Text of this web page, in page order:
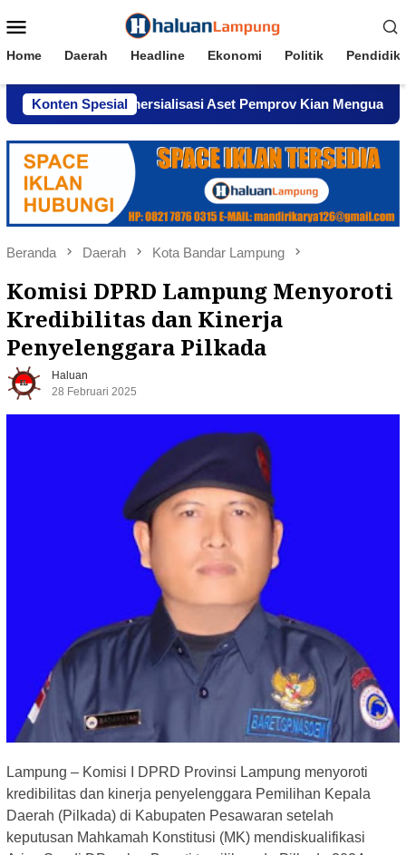
ke
Mobile
Home Daerah Headline Ekonomi Politik
Konten Spesial
Komersialisasi Aset Pemprov Kian Menguat
Beranda Daerah Kota Bandar Lampung
Komisi DPRD Lampung Menyoroti
Kredibilitas dan Kinerja
Penyelenggara Pilkada
Haluan
28 Februari 2025
Lampung – Komisi I DPRD Provinsi Lampung menyoroti
kredibilitas dan kinerja penyelenggara Pemilihan Kepala
Daerah (Pilkada) di Kabupaten Pesawaran setelah
keputusan Mahkamah Konstitusi (MK) mendiskualifikasi